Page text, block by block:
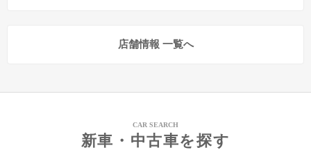
店舗情報 一覧へ
CAR SEARCH
新車・中古車を探す